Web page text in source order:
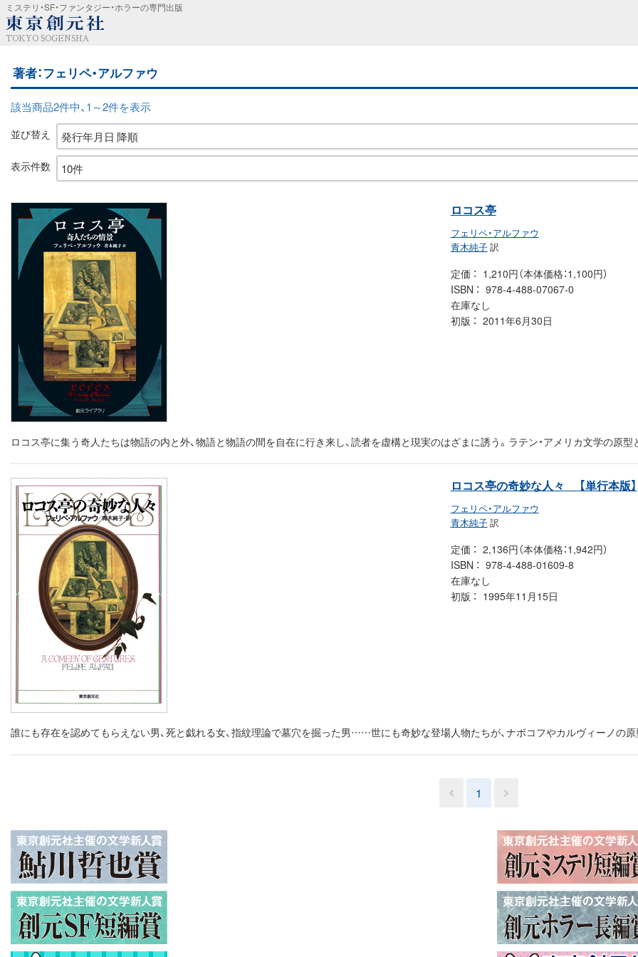
ミステリ・SF・ファンタジー・ホラーの専門出版
TOKYO SOGENSHA
著者：フェリペ・アルファウ
該当商品2件中、1～2件を表示
並び替え
表示件数
ロコス亭
フェリペ・アルファウ
青木純子訳
定価
1,210円（本体価格：1,100円）
ISBN
978-4-488-07067-0
在庫なし
初版
2011年6月30日
ロコス亭に集う奇人たちは物語の内と外、物語と物語の間を自在に行き来し、読者を虚構と現実のはざまに誘う。ラテン・アメリカ文学の原
ロコス亭の奇妙な人々 【単行本版】
フェリペ・アルファウ
青木純子訳
定価
2,136円（本体価格：1,942円）
ISBN
978-4-488-01609-8
在庫なし
初版
1995年11月15日
誰にも存在を認めてもらえない男、死と戯れる女、指紋理論で墓穴を掘った男……世にも奇妙な登場人物たちが、ナボコフやカルヴィーノの原
1